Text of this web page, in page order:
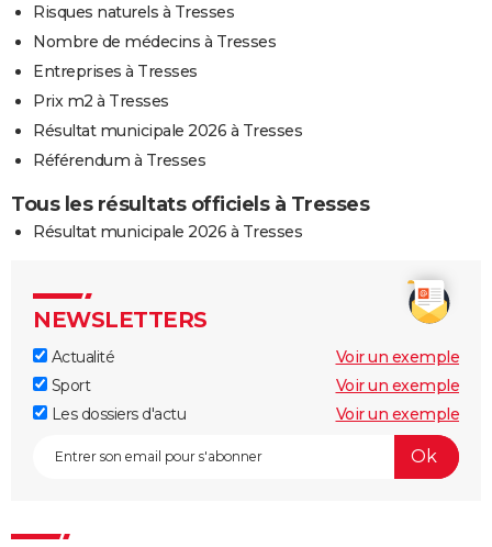
Risques naturels à Tresses
Nombre de médecins à Tresses
Entreprises à Tresses
Prix m2 à Tresses
Résultat municipale 2026 à Tresses
Référendum à Tresses
Tous les résultats officiels à Tresses
Résultat municipale 2026 à Tresses
NEWSLETTERS
Actualité
Voir un exemple
Sport
Voir un exemple
Les dossiers d'actu
Voir un exemple